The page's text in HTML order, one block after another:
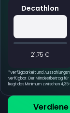
Decathlon
21,75 €
*Verfügbarkeit und
verfügbar. Der Mindestbetrag für
liegt das Minimum zwischen 4,35